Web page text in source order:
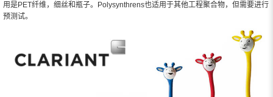
用是PET纤维，细丝和瓶子。Polysynthrens也适用于其他工程聚合物，但需要进行
预测试。